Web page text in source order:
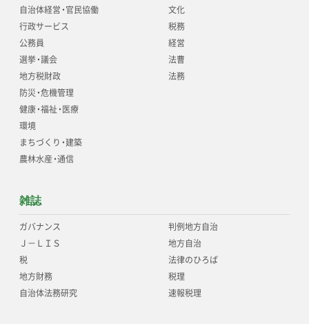
自治体経営・官民協働
行政サービス
公務員
選挙・議会
地方税財政
防災・危機管理
健康・福祉・医療
環境
まちづくり・建築
農林水産・通信
文化
税務
経営
法曹
法務
雑誌
ガバナンス
Ｊ－ＬＩＳ
税
地方財務
自治体法務研究
判例地方自治
地方自治
法律のひろば
税理
速報税理